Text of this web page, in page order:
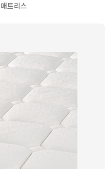
트리스